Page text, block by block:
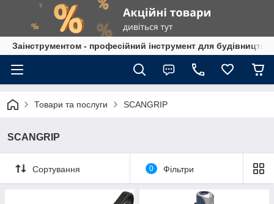
Заінструментом - професійний інструмент для
Товари та послуги SCANGRIP
SCANGRIP
Сортування 0 Фільтри